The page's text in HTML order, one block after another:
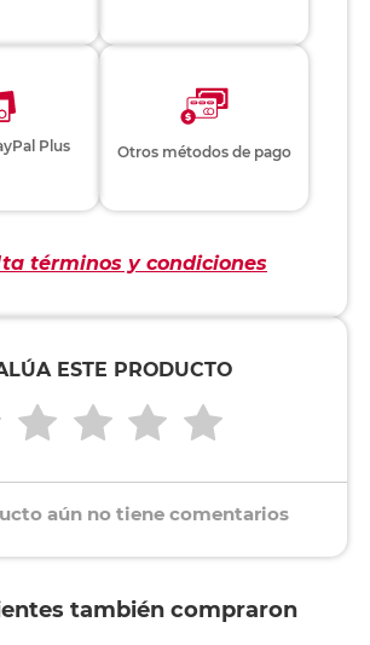
Plus Otros métodos de pago
términos y condiciones
ESTE PRODUCTO
aún no tiene comentarios
también compraron